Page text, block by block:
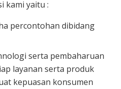
kami yaitu :
percontohan dibidang
serta pembaharuan
layanan serta produk
kepuasan konsumen